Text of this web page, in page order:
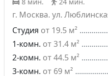
г. Москва. ул.
Студия от 19.5 м²
1-комн. от 31.4 м²
2-комн. от 44.5 м²
3-комн. от 69 м²